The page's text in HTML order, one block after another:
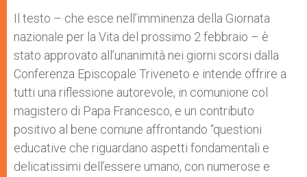
Il testo – che esce nell’imminenza della Giornata
nazionale per la Vita del prossimo 2 febbraio – è
stato approvato all’unanimità nei giorni scorsi dalla
Conferenza Episcopale Triveneto e intende offrire a
tutti una riflessione autorevole, in comunione col
magistero di Papa Francesco, e un contributo
positivo al bene comune affrontando “questioni
educative che riguardano aspetti fondamentali e
delicatissimi dell’essere umano, con numerose e